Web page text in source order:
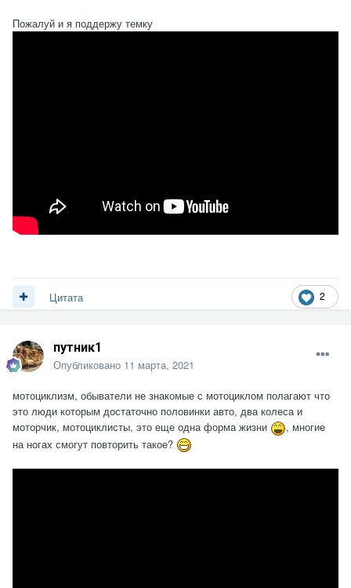
Пожалуй и я поддержу темку
2
Цитата
путник1
Опубликовано 11 марта, 2021
мотоциклизм, обыватели не знакомые с мотоциклом полагают что
это люди которым достаточно половинки авто, два колеса и
моторчик, мотоциклисты, это еще одна форма жизни
, многие
на ногах смогут повторить такое?